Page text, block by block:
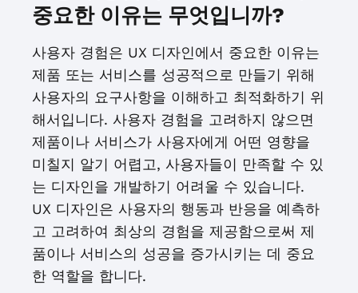
중요한 이유는 무엇입니까?
사용자 경험은 UX 디자인에서 중요한 이유는
제품 또는 서비스를 성공적으로 만들기 위해
사용자의 요구사항을 이해하고 최적화하기 위
해서입니다. 사용자 경험을 고려하지 않으면
제품이나 서비스가 사용자에게 어떤 영향을
미칠지 알기 어렵고, 사용자들이 만족할 수 있
는 디자인을 개발하기 어려울 수 있습니다.
UX 디자인은 사용자의 행동과 반응을 예측하
고 고려하여 최상의 경험을 제공함으로써 제
품이나 서비스의 성공을 증가시키는 데 중요
한 역할을 합니다.